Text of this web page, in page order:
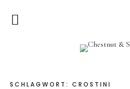
Chestnut & SageHome
SCHLAGWORT: CROSTINI